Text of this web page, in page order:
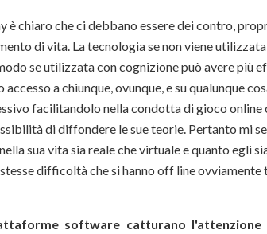
chiaro che ci debbano essere dei contro,
di vita. La tecnologia se non viene
se utilizzata con cognizione può avere più
a chiunque, ovunque, e su qualunque
facilitandolo nella condotta di gioco
di diffondere le sue teorie. Pertanto mi
sua vita sia reale che virtuale e quanto egli
difficoltà che si hanno off line
software catturano l'attenzione